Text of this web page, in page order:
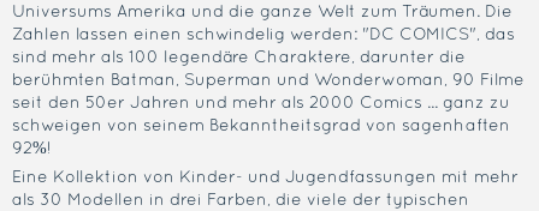
Universums Amerika und die ganze Welt zum Träumen. Die
Zahlen lassen einen schwindelig werden: "DC COMICS", das
sind mehr als 100 legendäre Charaktere, darunter die
berühmten Batman, Superman und Wonderwoman, 90 Filme
seit den 50er Jahren und mehr als 2000 Comics ... ganz zu
schweigen von seinem Bekanntheitsgrad von sagenhaften
92%!
Eine Kollektion von Kinder- und Jugendfassungen mit mehr
als 30 Modellen in drei Farben, die viele der typischen